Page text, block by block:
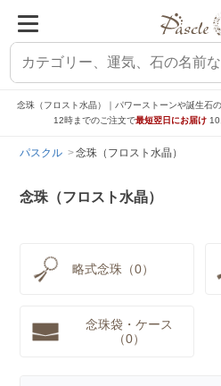
念珠（フロスト水晶）｜パワーストーンや誕生石
12時までのご注文で最短翌日にお届け
パスクル 念珠（フロスト水晶）
念珠（フロスト水晶）
略式念珠（0）
念珠袋・ケース
（0）